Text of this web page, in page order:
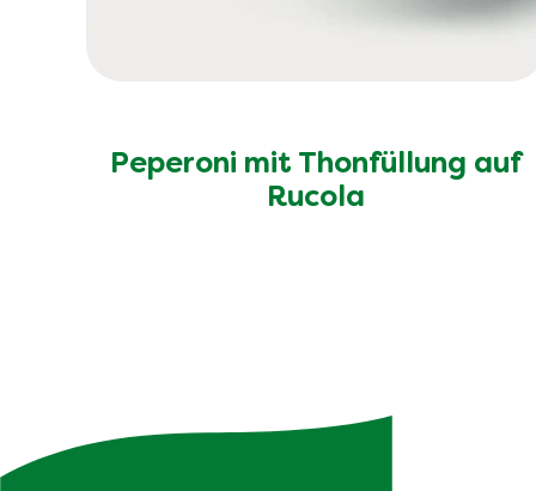
Peperoni mit Thonfüllung auf
Rucola